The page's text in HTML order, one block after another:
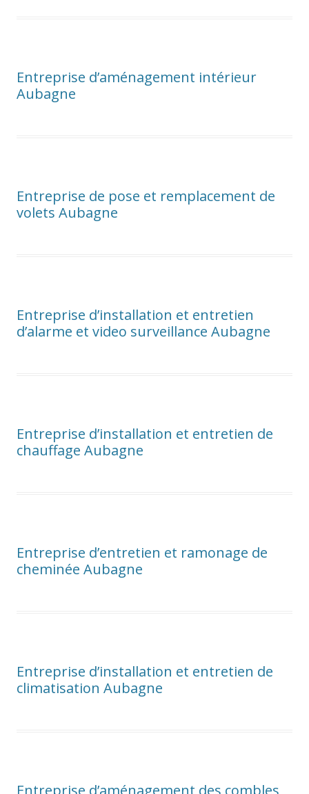
Entreprise d’aménagement intérieur
Aubagne
Entreprise de pose et remplacement de
volets Aubagne
Entreprise d’installation et entretien
d’alarme et video surveillance Aubagne
Entreprise d’installation et entretien de
chauffage Aubagne
Entreprise d’entretien et ramonage de
cheminée Aubagne
Entreprise d’installation et entretien de
climatisation Aubagne